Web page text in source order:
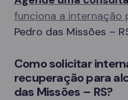
funciona a internação
Pedro das Missões –
Como solicitar
recuperação para
das Missões – RS?